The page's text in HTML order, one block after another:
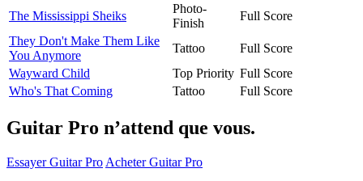
The Mississippi Sheiks
Photo-
Finish
Full Score
They Don't Make Them Like
You Anymore
Tattoo
Full Score
Wayward Child
Top Priority Full Score
Who's That Coming
Tattoo Full Score
Guitar Pro n’attend que vous.
Essayer Guitar Pro Acheter Guitar Pro